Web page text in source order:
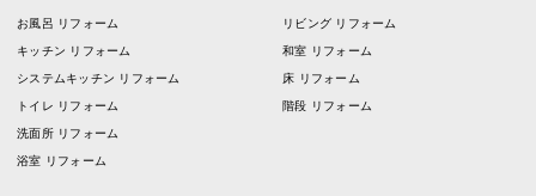
お風呂 リフォーム
キッチン リフォーム
システムキッチン リフォーム
トイレ リフォーム
洗面所 リフォーム
浴室 リフォーム
リビング リフォーム
和室 リフォーム
床 リフォーム
階段 リフォーム